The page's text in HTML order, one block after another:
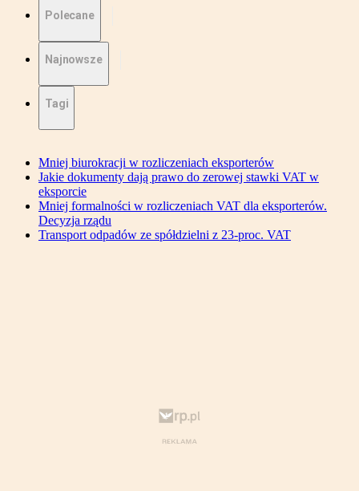
Polecane
Najnowsze
Tagi
Mniej biurokracji w rozliczeniach eksporterów
Jakie dokumenty dają prawo do zerowej stawki VAT w
eksporcie
Mniej formalności w rozliczeniach VAT dla eksporterów.
Decyzja rządu
Transport odpadów ze spółdzielni z 23-proc. VAT